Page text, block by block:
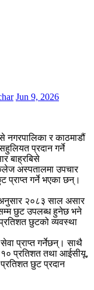
Jun 9, 2026
नगरपालिका र काठमाडौं
प्रदान गर्ने
बाह्रबिसे
अस्पतालमा उपचार
प्राप्त गर्ने भएका छन्।
२०८३ साल असार
छुट उपलब्ध हुनेछ भने
छुटको व्यवस्था
प्राप्त गर्नेछन्। साथै
१० प्रतिशत तथा आईसीयू,
छुट प्रदान